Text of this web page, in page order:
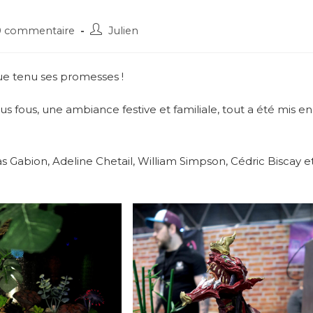
commentaire
PostJulien
tenu ses promesses !
fous, une ambiance festive et familiale, tout a été mis en
Adeline Chetail, William Simpson, Cédric Biscay